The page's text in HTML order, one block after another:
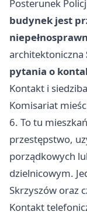
Posterunek
budynek jest
architektoniczna
pytania o
Kontakt i siedziba
Komisariat
6. To tu
przestępstwo,
porządkowych
dzielnicowym.
Skrzyszów oraz
Kontakt